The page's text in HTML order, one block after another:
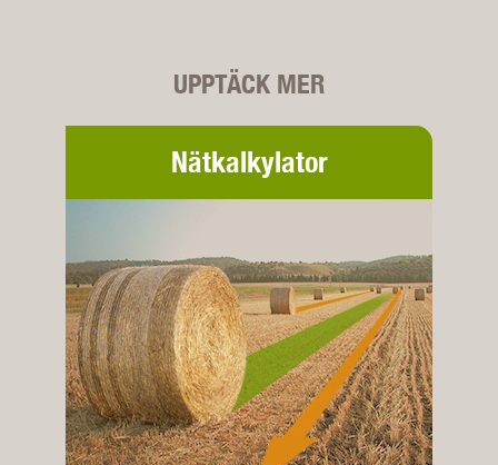
UPPTÄCK MER
Nätkalkylator